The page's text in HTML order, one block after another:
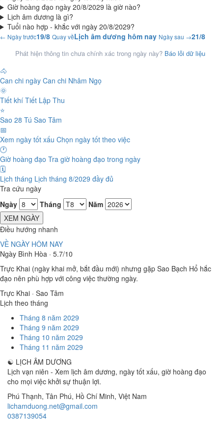
Giờ hoàng đạo ngày 20/8/2029 là giờ nào?
Lịch âm dương là gì?
Tuổi nào hợp - khắc với ngày 20/8/2029?
← Ngày trước19/8 Quay vềLịch âm dương hôm nay Ngày sau →21/8
Phát hiện thông tin chưa chính xác trong ngày này? Báo lỗi dữ liệu
🐴
Can chi ngày Can chi Nhâm Ngọ
🌞
Tiết khí Tiết Lập Thu
⭐
Sao 28 Tú Sao Tâm
📅
Xem ngày tốt xấu Chọn ngày tốt theo việc
🕐
Giờ hoàng đạo Tra giờ hoàng đạo trong ngày
🗓️
Lịch tháng Lịch tháng 8/2029 đầy đủ
Tra cứu ngày
Ngày
Tháng
Năm
XEM NGÀY
Điều hướng nhanh
VỀ NGÀY HÔM NAY
Ngày Bình Hòa · 5.7/10
Trực Khai (ngày khai mở, bắt đầu mới) nhưng gặp Sao Bạch Hổ hắc
đạo nên phù hợp với công việc thường ngày.
Trực Khai · Sao Tâm
Lịch theo tháng
Tháng 8 năm 2029
Tháng 9 năm 2029
Tháng 10 năm 2029
Tháng 11 năm 2029
☯ LỊCH ÂM DƯƠNG
Lịch vạn niên - Xem lịch âm dương, ngày tốt xấu, giờ hoàng đạo
cho mọi việc khởi sự thuận lợi.
Phú Thạnh, Tân Phú, Hồ Chí Minh, Việt Nam
lichamduong.net@gmail.com
0387139054